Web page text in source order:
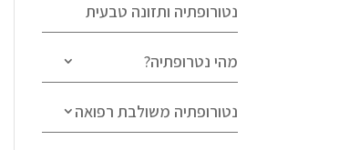
נטורופתיה ותזונה טבעית
מהי נטרופתיה?
נטורופתיה משולבת רפואה